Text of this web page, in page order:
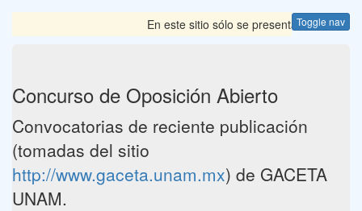
Toggle nav
En este sitio sólo se presentan las
Concurso de Oposición Abierto
Convocatorias de reciente publicación
(tomadas del sitio
http://www.gaceta.unam.mx) de GACETA
UNAM.